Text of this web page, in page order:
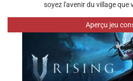
soyez l'avenir du village que
Aperçu jeu